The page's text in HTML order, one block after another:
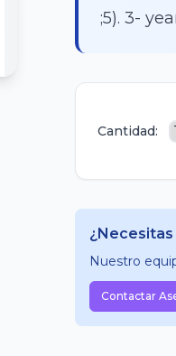
;5). 3-
Cantidad:
Nuestro
Contactar